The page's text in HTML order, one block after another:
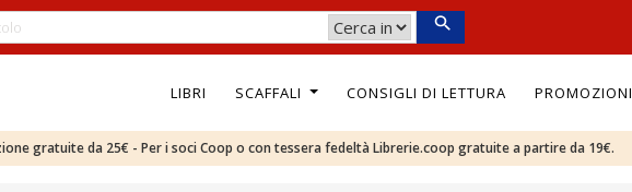
LIBRI SCAFFALI CONSIGLI DI LETTURA PROMOZIONI
gratuite da 25€ - Per i soci Coop o con tessera fedeltà Librerie.coop gratuite a partire da 19€.